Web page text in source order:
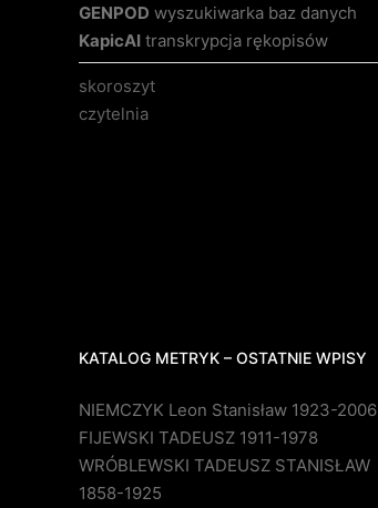
GENPOD wyszukiwarka baz danych
KapicAI transkrypcja rękopisów
skoroszyt
czytelnia
KATALOG METRYK – OSTATNIE WPISY
NIEMCZYK Leon Stanisław 1923-2006
FIJEWSKI TADEUSZ 1911-1978
WRÓBLEWSKI TADEUSZ STANISŁAW
1858-1925